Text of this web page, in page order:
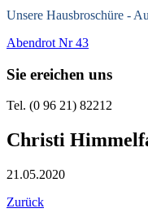
Unsere Hausbroschüre -
Abendrot Nr 43
Sie ereichen uns
Tel. (0 96 21) 82212
Christi
21.05.2020
Zurück